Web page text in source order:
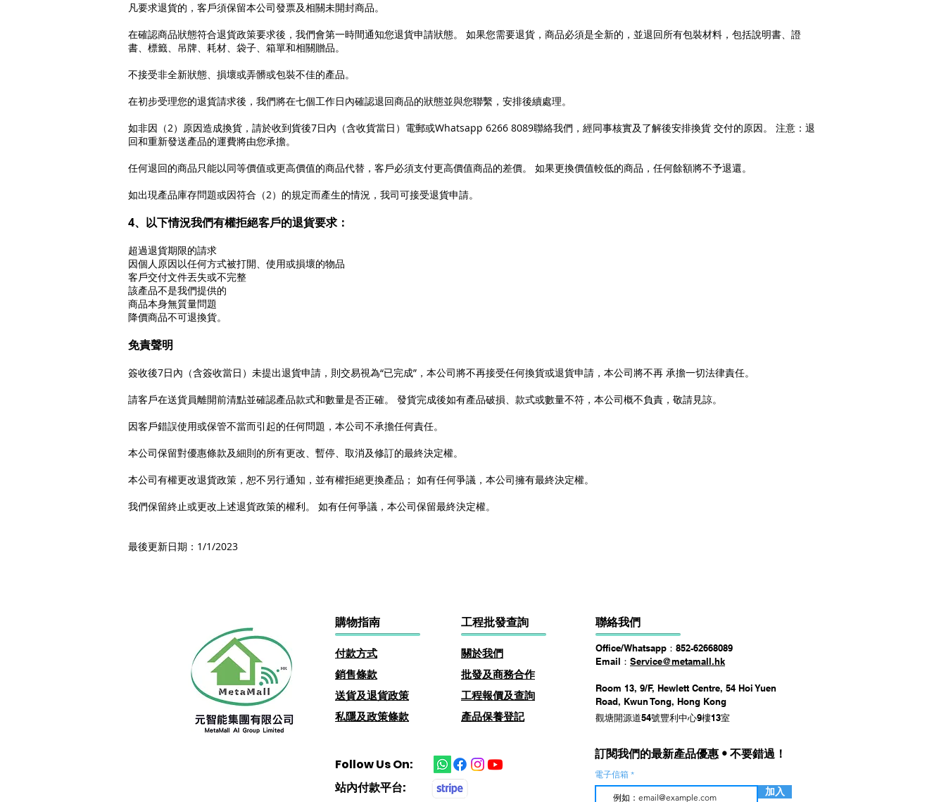
凡要求退貨的，客戶須保留本公司發票及相關未開封商品。
在確認商品狀態符合退貨政策要求後，我們會第一時間通知您退貨申請狀態。 如果您需要退貨，商品必須是全新的，並退回所有包裝材料，包括說明書、證
書、標籤、吊牌、耗材、袋子、箱單和相關贈品。
不接受非全新狀態、損壞或弄髒或包裝不佳的產品。
在初步受理您的退貨請求後，我們將在七個工作日內確認退回商品的狀態並與您聯繫，安排後續處理。
如非因（2）原因造成換貨，請於收到貨後7日內（含收貨當日）電郵或Whatsapp 6266 8089聯絡我們，經同事核實及了解後安排換貨 交付的原因。 注意：退
回和重新發送產品的運費將由您承擔。
任何退回的商品只能以同等價值或更高價值的商品代替，客戶必須支付更高價值商品的差價。 如果更換價值較低的商品，任何餘額將不予退還。
如出現產品庫存問題或因符合（2）的規定而產生的情況，我司可接受退貨申請。
4、以下情況我們有權拒絕客戶的退貨要求：
超過退貨期限的請求
因個人原因以任何方式被打開、使用或損壞的物品
客戶交付文件丟失或不完整
該產品不是我們提供的
商品本身無質量問題
降價商品不可退換貨。
免責聲明
簽收後7日內（含簽收當日）未提出退貨申請，則交易視為“已完成”，本公司將不再接受任何換貨或退貨申請，本公司將不再 承擔一切法律責任。
請客戶在送貨員離開前清點並確認產品款式和數量是否正確。 發貨完成後如有產品破損、款式或數量不符，本公司概不負責，敬請見諒。
因客戶錯誤使用或保管不當而引起的任何問題，本公司不承擔任何責任。
本公司保留對優惠條款及細則的所有更改、暫停、取消及修訂的最終決定權。
本公司有權更改退貨政策，恕不另行通知，並有權拒絕更換產品； 如有任何爭議，本公司擁有最終決定權。
我們保留終止或更改上述退貨政策的權利。 如有任何爭議，本公司保留最終決定權。
最後更新日期：1/1/2023
購物指南 ​工程批發查詢
付款方式
​銷售條款
​送貨及退貨政策
私隱及政策條款
Follow Us On:
關於我們
批發及商務​合作
​工程報價及查詢
產品保養登記
​站內付款平台:
聯絡我們
Office/Whatsapp：852-62668089
Email： Service@metamall.hk
Room 13, 9/F, Hewlett Centre, 54 Hoi Yuen
Road, Kwun Tong, Hong Kong
觀塘開源道54號豐利中心9樓13室
訂閱我們的最新產品優惠 • 不要錯過！
電子信箱
加入